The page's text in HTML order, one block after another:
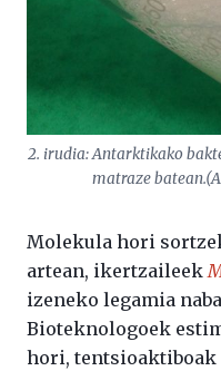
2. irudia: Antarktikako
matraze
Molekula hori
artean, ikertzaileek
izeneko legamia
Bioteknologoek
hori,